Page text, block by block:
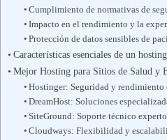
Cumplimiento de normativas de
Impacto en el rendimiento y la
Protección de datos sensibles de
Características esenciales de un
Mejor Hosting para Sitios de Salud y
Hostinger: Seguridad y
DreamHost: Soluciones
SiteGround: Soporte técnico
Cloudways: Flexibilidad y